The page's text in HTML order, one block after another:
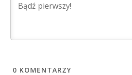
0 KOMENTARZY